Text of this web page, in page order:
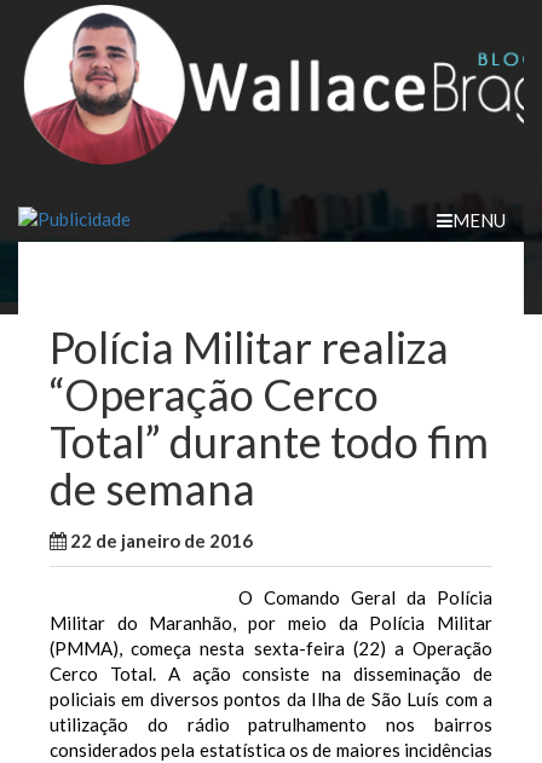
content
MENU
Polícia Militar realiza
“Operação Cerco
Total” durante todo fim
de semana
22 de janeiro de 2016
O Comando Geral da Polícia
Militar do Maranhão, por meio da Polícia Militar
(PMMA), começa nesta sexta-feira (22) a Operação
Cerco Total. A ação consiste na disseminação de
policiais em diversos pontos da Ilha de São Luís com a
utilização do rádio patrulhamento nos bairros
considerados pela estatística os de maiores incidências